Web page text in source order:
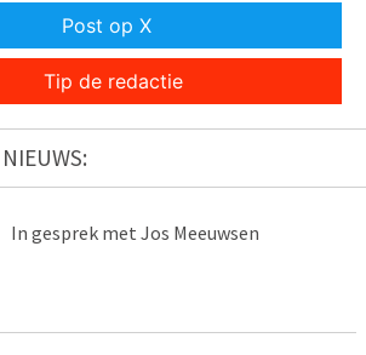
Post op X
Tip de redactie
In gesprek met Jos Meeuwsen